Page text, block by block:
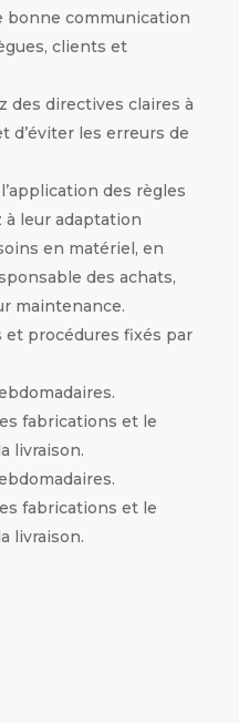
bonne communication
clients et
des directives claires à
d’éviter les erreurs de
des règles
leur adaptation
en matériel, en
des achats,
maintenance.
et procédures fixés par
fabrications et le
livraison.
fabrications et le
livraison.